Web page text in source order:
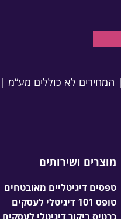
לא כוללים מע“מ
מוצרים ושירותים
טפסים דיגיטליים מאובטחים
טופס 101 דיגיטלי לעסקים